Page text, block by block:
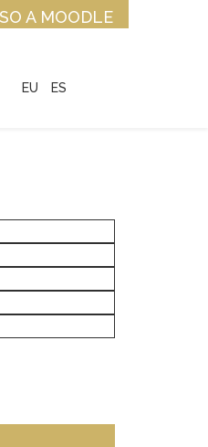
A MOODLE
EU ES